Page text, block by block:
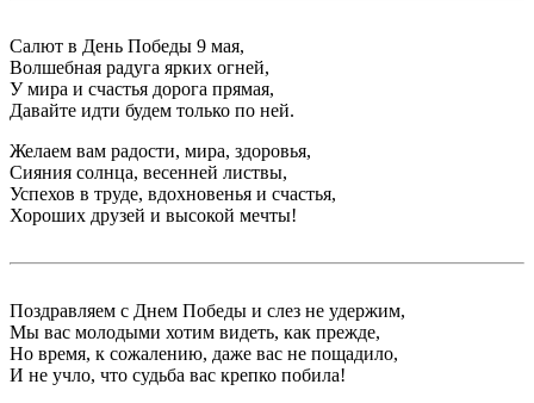
Салют в День Победы 9 мая,
Волшебная радуга ярких огней,
У мира и счастья дорога прямая,
Давайте идти будем только по ней.
Желаем вам радости, мира, здоровья,
Сияния солнца, весенней листвы,
Успехов в труде, вдохновенья и счастья,
Хороших друзей и высокой мечты!
Поздравляем с Днем Победы и слез не удержим,
Мы вас молодыми хотим видеть, как прежде,
Но время, к сожалению, даже вас не пощадило,
И не учло, что судьба вас крепко побила!